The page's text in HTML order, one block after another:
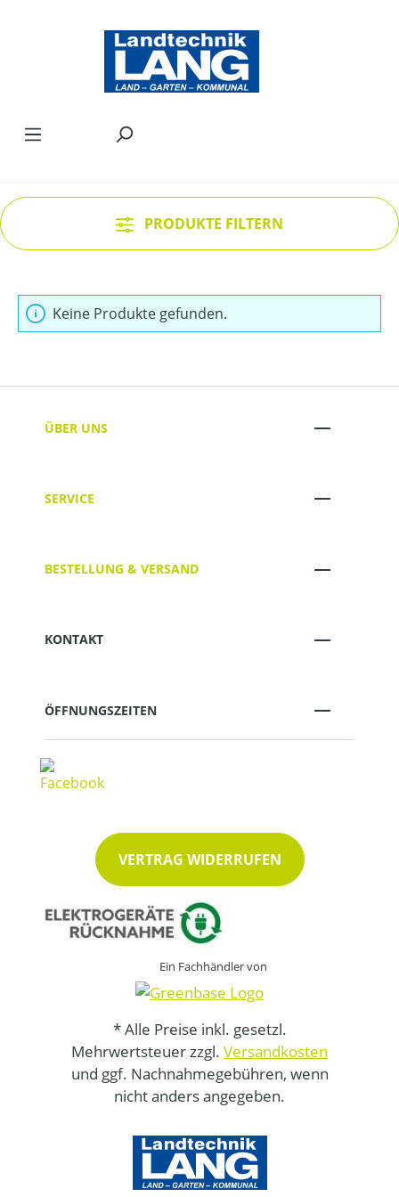
PRODUKTE FILTERN
Keine Produkte gefunden.
ÜBER UNS
SERVICE
BESTELLUNG & VERSAND
KONTAKT
ÖFFNUNGSZEITEN
VERTRAG WIDERRUFEN
Ein Fachhändler von
* Alle Preise inkl. gesetzl.
Mehrwertsteuer zzgl. Versandkosten
und ggf. Nachnahmegebühren, wenn
nicht anders angegeben.